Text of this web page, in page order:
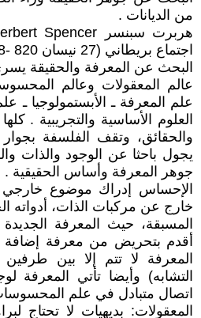
من الديانات .
اجتماع بريطاني (27 نيسان 820 -8 كانون الأول 1903).
البحث عن المعرفة والحقيقة
عالم المعقولات وعالم
علم المعرفة ـ الأبستمولوجيا ـ
العلوم الأساسية والتجريبية .
والحقائق، وتقف الفلسفة
يجول باحثا عن الوجود والذات
جوهر المعرفة وأساس الحقيقية .
الإحساس إدراك موضوع
خارج عن مركبات الذات، أدواته
المسبقة، حيث المعرفة
أقدم بتحريض من معرفة
المعرفة لا تتم إلا بين
التشابه) وأيضا تأتي
اتصال متبادل في علم
المعقولات: بديهيات لا تحتاج